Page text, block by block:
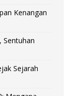
Kenangan
Sentuhan
Sejarah